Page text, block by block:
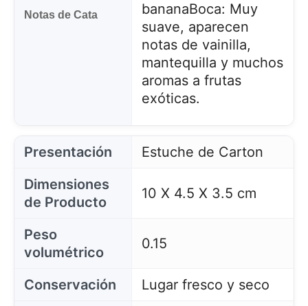
Notas de Cata
bananaBoca: Muy
suave, aparecen
notas de vainilla,
mantequilla y muchos
aromas a frutas
exóticas.
Presentación
Estuche de Carton
Dimensiones
de Producto
10 X 4.5 X 3.5 cm
Peso
volumétrico
0.15
Conservación Lugar fresco y seco